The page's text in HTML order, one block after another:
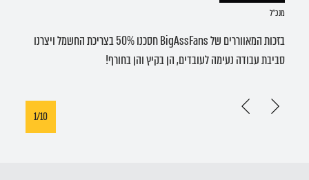
מנכ״ל
בזכות המאווררים של BigAssFans חסכנו 50% בצריכת החשמל ויצרנו
סביבת עבודה נעימה לעובדים, הן בקיץ והן בחורף!
1/10